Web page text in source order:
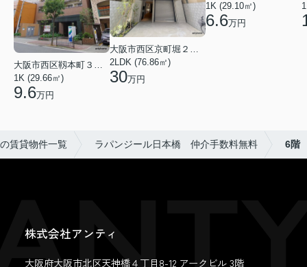
大阪市西区靱本町３丁目
1K (29.66㎡)
9.6万円
大阪市西区京町堀２丁目
2LDK (76.86㎡)
30万円
1K (29.10㎡)
6.6万円
賃貸物件一覧 ラパンジール日本橋 仲介手数料無料 6階
株式会社アンティ
大阪府大阪市北区天神橋４丁目8-12 アークビル 3階